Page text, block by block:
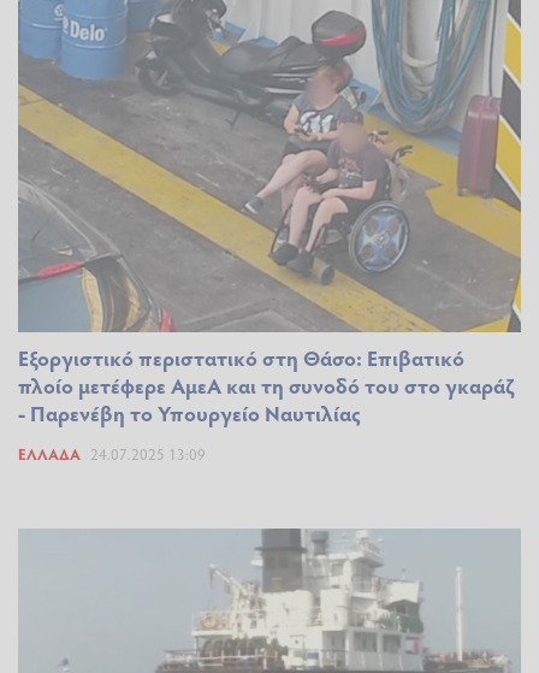
Εξοργιστικό περιστατικό στη Θάσο: Επιβατικό
πλοίο μετέφερε ΑμεΑ και τη συνοδό του στο γκαράζ
- Παρενέβη το Υπουργείο Ναυτιλίας
ΕΛΛΆΔΑ 24.07.2025 13:09